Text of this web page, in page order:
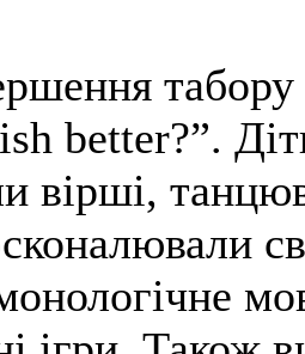
better?”.
вірші,